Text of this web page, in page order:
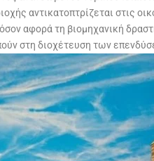
αντικατοπτρίζεται στις
αφορά τη βιομηχανική
στη διοχέτευση των